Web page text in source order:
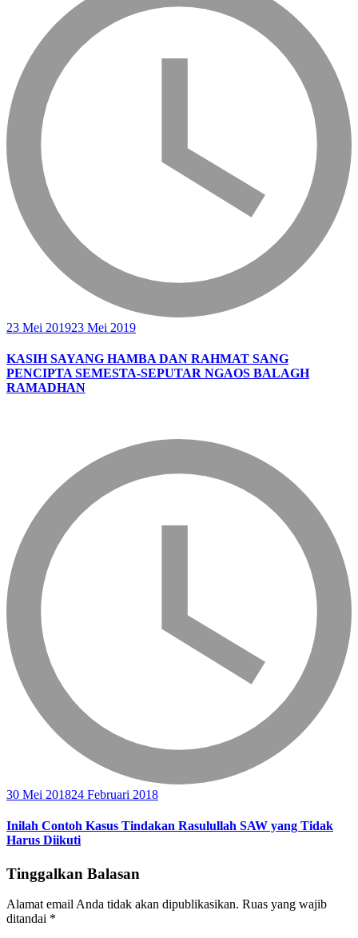
23 Mei 201923 Mei 2019
KASIH SAYANG HAMBA DAN RAHMAT SANG
PENCIPTA SEMESTA-SEPUTAR NGAOS BALAGH
RAMADHAN
30 Mei 201824 Februari 2018
Inilah Contoh Kasus Tindakan Rasulullah SAW yang Tidak
Harus Diikuti
Tinggalkan Balasan
Alamat email Anda tidak akan dipublikasikan. Ruas yang wajib
ditandai *